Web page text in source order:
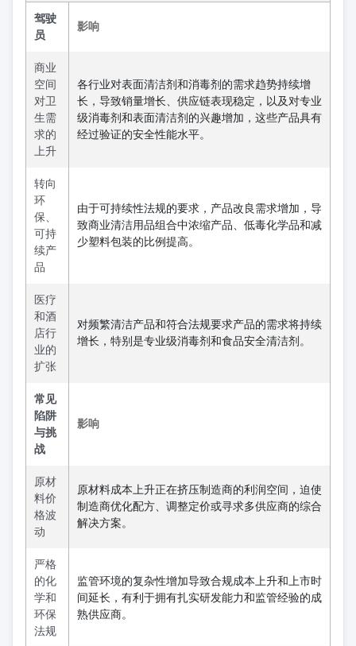
驾驶
员
影响
商业
空间
对卫
生需
求的
上升
各行业对表面清洁剂和消毒剂的需求趋势持续增
长，导致销量增长、供应链表现稳定，以及对专业
级消毒剂和表面清洁剂的兴趣增加，这些产品具有
经过验证的安全性能水平。
转向
环
保、
可持
续产
品
由于可持续性法规的要求，产品改良需求增加，导
致商业清洁用品组合中浓缩产品、低毒化学品和减
少塑料包装的比例提高。
医疗
和酒
店行
业的
扩张
对频繁清洁产品和符合法规要求产品的需求将持续
增长，特别是专业级消毒剂和食品安全清洁剂。
常见
陷阱
与挑
战
影响
原材
料价
格波
动
原材料成本上升正在挤压制造商的利润空间，迫使
制造商优化配方、调整定价或寻求多供应商的综合
解决方案。
严格
的化
学和
环保
法规
监管环境的复杂性增加导致合规成本上升和上市时
间延长，有利于拥有扎实研发能力和监管经验的成
熟供应商。